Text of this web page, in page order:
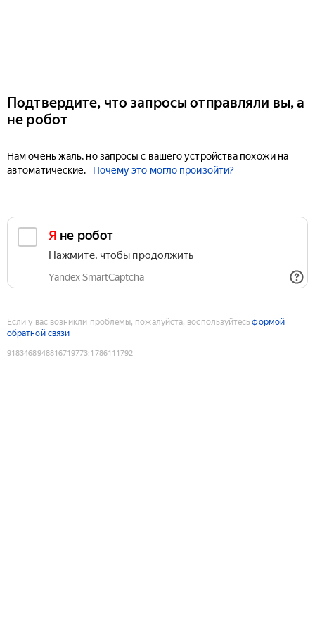
Подтвердите, что запросы отправляли вы, а
не робот
Нам очень жаль, но запросы с вашего устройства похожи на
автоматические.
Почему это могло произойти?
Я не робот
Нажмите, чтобы продолжить
Yandex SmartCaptcha
Если у вас возникли проблемы, пожалуйста, воспользуйтесьформой
обратной связи
9183468948816719773:1786111792